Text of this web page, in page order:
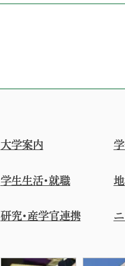
大学案内
学生生活・就職
研究・産学官連携